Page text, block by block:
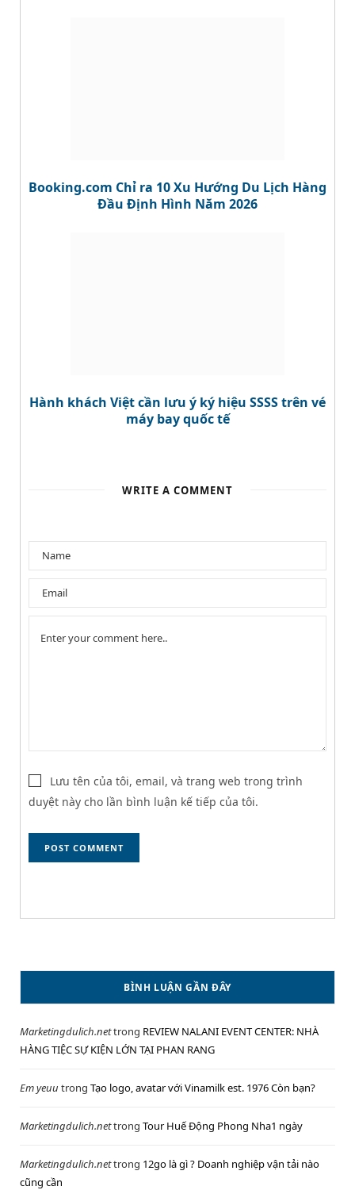
Booking.com Chỉ ra 10 Xu Hướng Du Lịch Hàng
Đầu Định Hình Năm 2026
Hành khách Việt cần lưu ý ký hiệu SSSS trên vé
máy bay quốc tế
WRITE A COMMENT
Lưu tên của tôi, email, và trang web trong trình
duyệt này cho lần bình luận kế tiếp của tôi.
BÌNH LUẬN GẦN ĐÂY
Marketingdulich.nettrong REVIEW NALANI EVENT CENTER: NHÀ
HÀNG TIỆC SỰ KIỆN LỚN TẠI PHAN RANG
Em yeuu trong Tạo logo, avatar với Vinamilk est. 1976 Còn bạn?
Marketingdulich.nettrong Tour Huế Động Phong Nha1 ngày
Marketingdulich.nettrong 12go là gì ? Doanh nghiệp vận tải nào
cũng cần